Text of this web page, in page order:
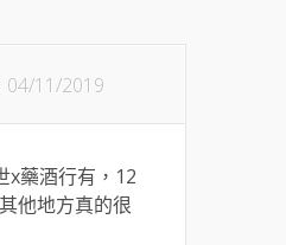
04/11/2019
x藥酒行有，12
他地方真的很